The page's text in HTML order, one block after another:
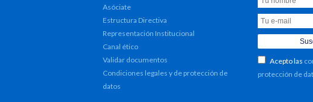
Asóciate
Estructura Directiva
Representación Institucional
Canal ético
Validar documentos
Condiciones legales y de protección de
datos
Acepto las
protección de